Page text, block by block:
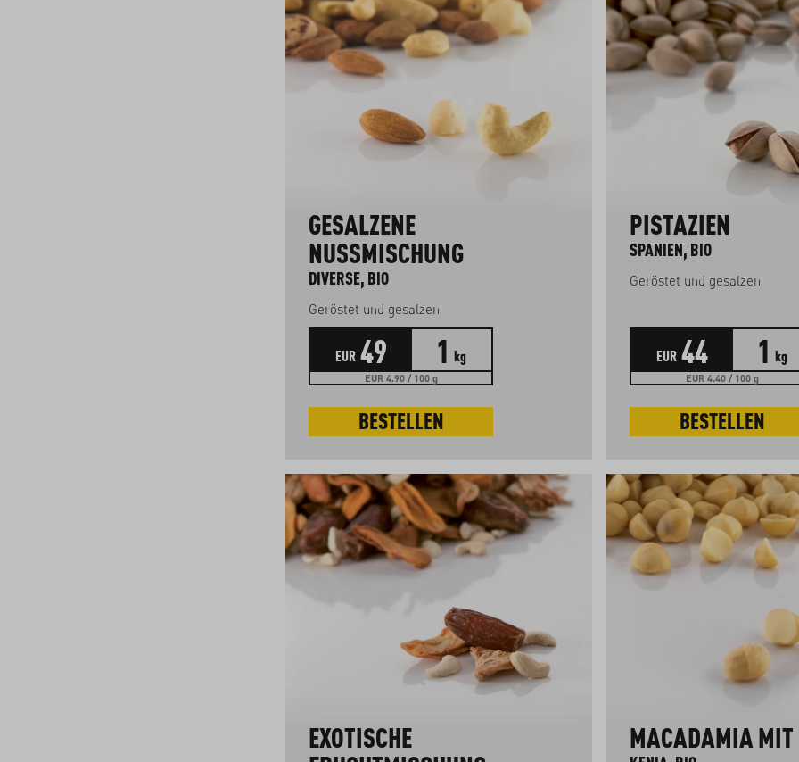
GESALZENE
NUSSMISCHUNG
DIVERSE, BIO
Geröstet und gesalzen
EUR 49 1 kg
EUR 4.90 / 100 g
BESTELLEN
PISTAZIEN
SPANIEN, BIO
Geröstet und gesalzen
EUR 44 1 kg
EUR 4.40 / 100 g
BESTELLEN
EXOTISCHE
MACADAMIA MIT